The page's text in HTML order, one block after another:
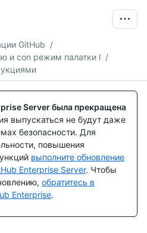
GitHub /
и con режим палатки l /
Server была прекращена
выпускаться не будут даже
безопасности. Для
повышения
выполните обновление
Enterprise Server. Чтобы
обратитесь в
Enterprise.